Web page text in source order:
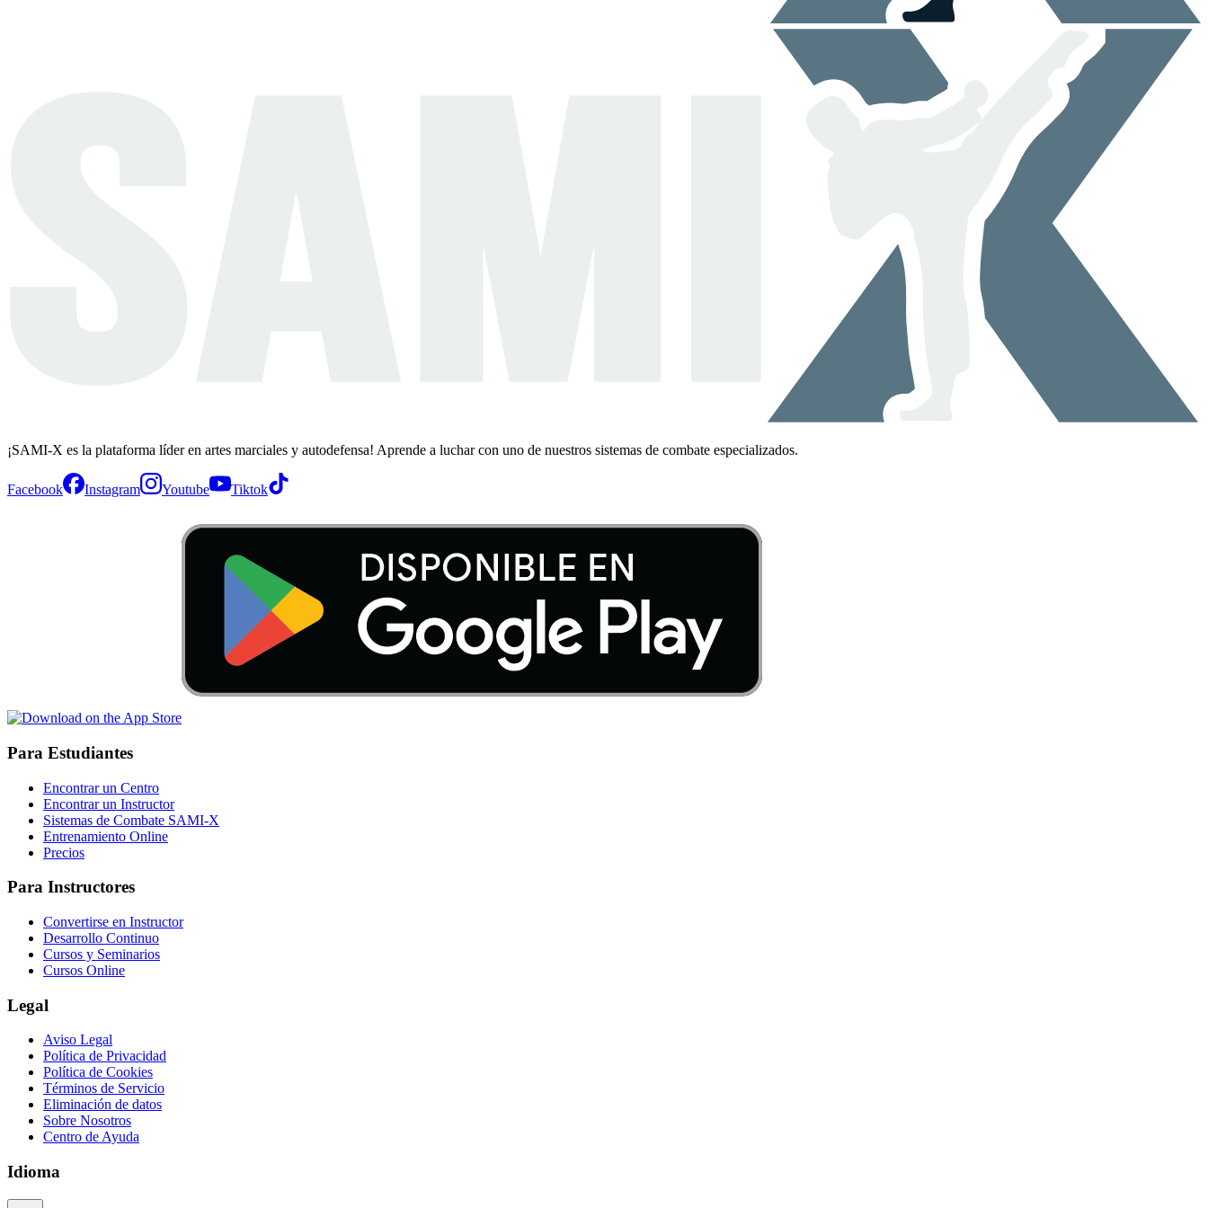
¡SAMI-X es la plataforma líder en artes marciales y autodefensa! Aprende a luchar con uno de nuestros sistemas de combate especializados.
Facebook Instagram Youtube Tiktok
Para Estudiantes
Encontrar un Centro
Encontrar un Instructor
Sistemas de Combate SAMI-X
Entrenamiento Online
Precios
Para Instructores
Convertirse en Instructor
Desarrollo Continuo
Cursos y Seminarios
Cursos Online
Legal
Aviso Legal
Política de Privacidad
Política de Cookies
Términos de Servicio
Eliminación de datos
Sobre Nosotros
Centro de Ayuda
Idioma